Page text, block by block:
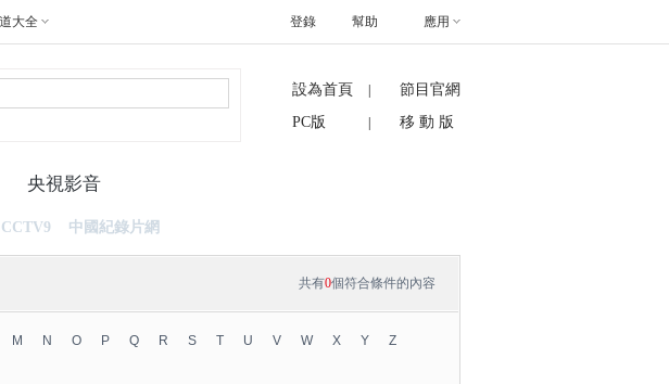
大全 幫助 應用
登錄
設為首頁
節目官網
PC版
移 動 版
CCTV9 中國紀錄片網
央視影音
共有0個符合條件的內容
M N O P Q R S T U V W X Y Z